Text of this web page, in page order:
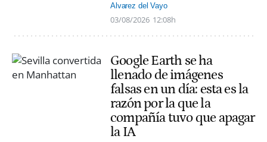
Alvarez del Vayo
03/08/2026 12:08h
Google Earth se ha
llenado de imágenes
falsas en un día: esta es la
razón por la que la
compañía tuvo que apagar
la IA